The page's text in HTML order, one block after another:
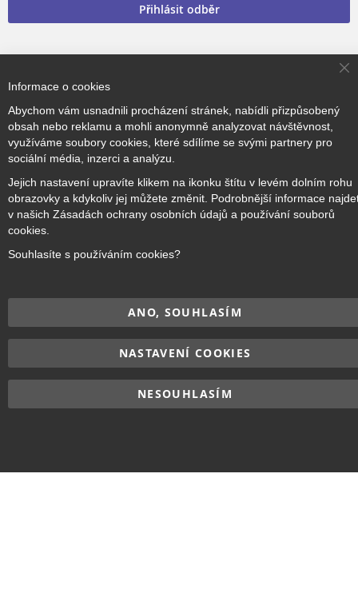
Přihlásit odběr
Copyright © 2017–2026
Informace o cookies
Abychom vám usnadnili procházení stránek, nabídli přizpůsobený
obsah nebo reklamu a mohli anonymně analyzovat návštěvnost,
využíváme soubory cookies, které sdílíme se svými partnery pro
sociální média, inzerci a analýzu.
Jejich nastavení upravíte klikem na ikonku štítu v levém dolním rohu
obrazovky a kdykoliv jej můžete změnit. Podrobnější informace
v našich Zásadách ochrany osobních údajů a používání souborů
cookies.
Souhlasíte s používáním cookies?
ANO, SOUHLASÍM
NASTAVENÍ COOKIES
NESOUHLASÍM